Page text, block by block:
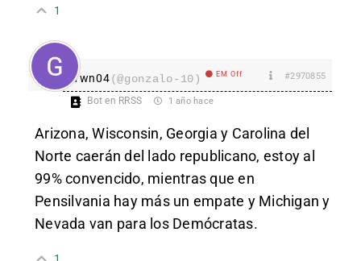
1
Ywn04(@gonzalo-10) EM Off #2970855
Bot en RRSS 1 año hace
Arizona, Wisconsin, Georgia y Carolina del
Norte caerán del lado republicano, estoy al
99% convencido, mientras que en
Pensilvania hay más un empate y Michigan y
Nevada van para los Demócratas.
1